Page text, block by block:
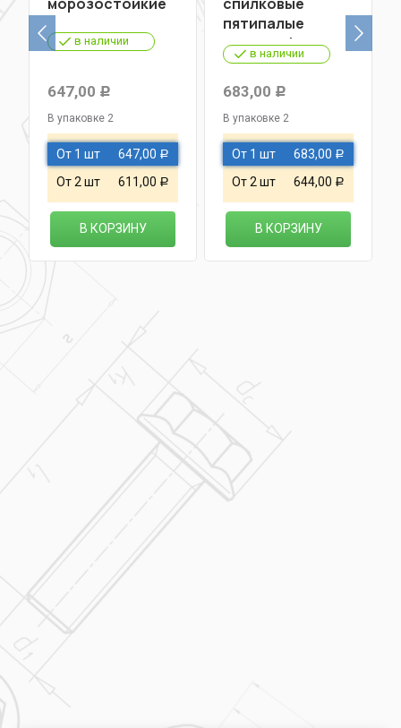
в наличии
647,00 Р
В упаковке 2
От 1 шт 647,00 Р
От 2 шт 611,00 Р
В КОРЗИНУ
пятипалые
красные/серые
в наличии
683,00 Р
В упаковке 2
От 1 шт 683,00 Р
От 2 шт 644,00 Р
В КОРЗИНУ